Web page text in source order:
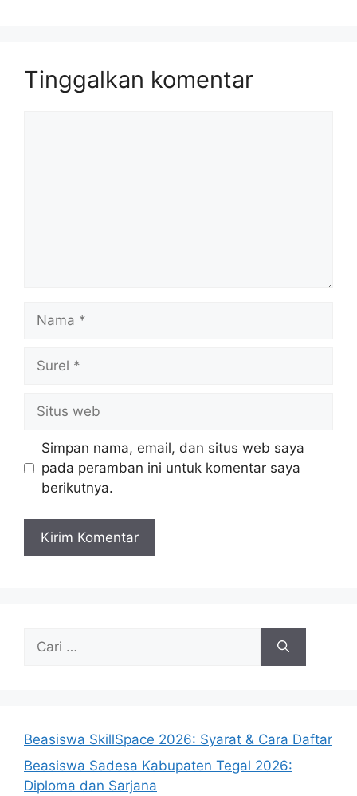
Tinggalkan komentar
Nama
Surel
Situs
web
Simpan nama, email, dan situs web saya
pada peramban ini untuk komentar saya
berikutnya.
untuk:
Beasiswa SkillSpace 2026: Syarat & Cara Daftar
Beasiswa Sadesa Kabupaten Tegal 2026:
Diploma dan Sarjana